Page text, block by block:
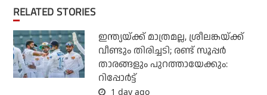
RELATED STORIES
ഇന്ത്യയ്ക്ക് മാത്രമല്ല, ശ്രീലങ്കയ്ക്ക്
വീണ്ടും തിരിച്ചടി; രണ്ട് സൂപ്പര്‍
താരങ്ങളും പുറത്തായേക്കും:
റിപ്പോര്‍ട്ട്
1 day ago